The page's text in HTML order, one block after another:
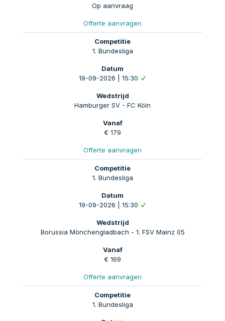
Op aanvraag
Offerte aanvragen
1. Bundesliga
19-09-2026 | 15:30
Hamburger SV - FC Köln
€ 179
Offerte aanvragen
1. Bundesliga
19-09-2026 | 15:30
Borussia Mönchengladbach - 1. FSV Mainz 05
€ 169
Offerte aanvragen
1. Bundesliga